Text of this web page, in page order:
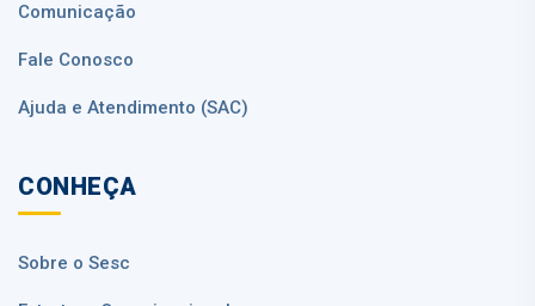
Comunicação
Fale Conosco
Ajuda e Atendimento (SAC)
CONHEÇA
Sobre o Sesc